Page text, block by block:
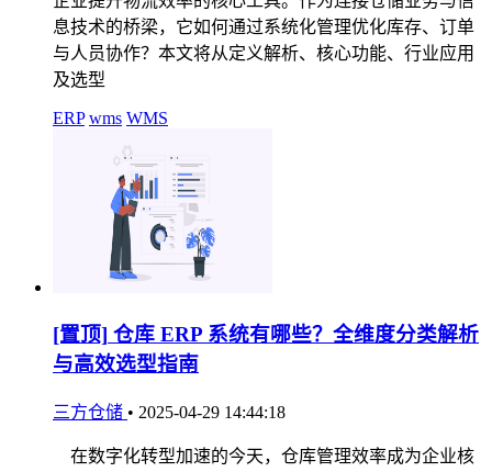
息技术的桥梁，它如何通过系统化管理优化库存、订单
与人员协作？本文将从定义解析、核心功能、行业应用
及选型
ERP wms WMS
[置顶] 仓库 ERP 系统有哪些？全维度分类解析
与高效选型指南
三方仓储 • 2025-04-29 14:44:18
在数字化转型加速的今天，仓库管理效率成为企业核